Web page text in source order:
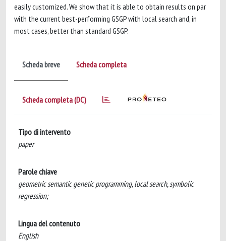
easily customized. We show that it is able to obtain results on par
with the current best-performing GSGP with local search and, in
most cases, better than standard GSGP.
Scheda breve Scheda completa
Scheda completa (DC)
Tipo di intervento
paper
Parole chiave
geometric semantic genetic programming, local search, symbolic
regression;
Lingua del contenuto
English